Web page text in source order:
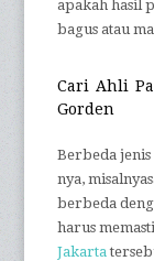
apakah hasil
bagus atau
CariAhli
Gorden
Berbeda
nya,
berbeda
harus
Jakarta